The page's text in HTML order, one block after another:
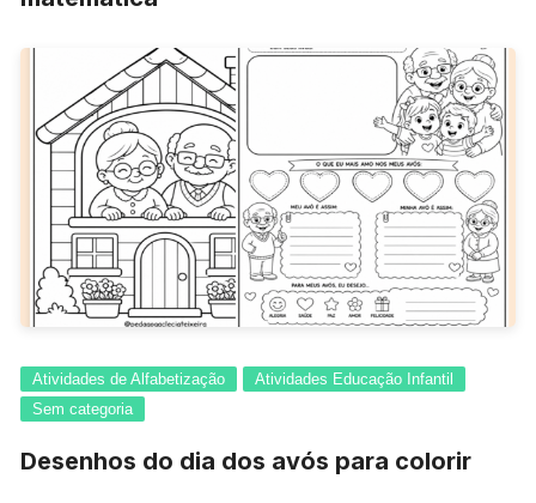
Atividades de Alfabetização
Atividades Educação Infantil
Sem categoria
Desenhos do dia dos avós para colorir